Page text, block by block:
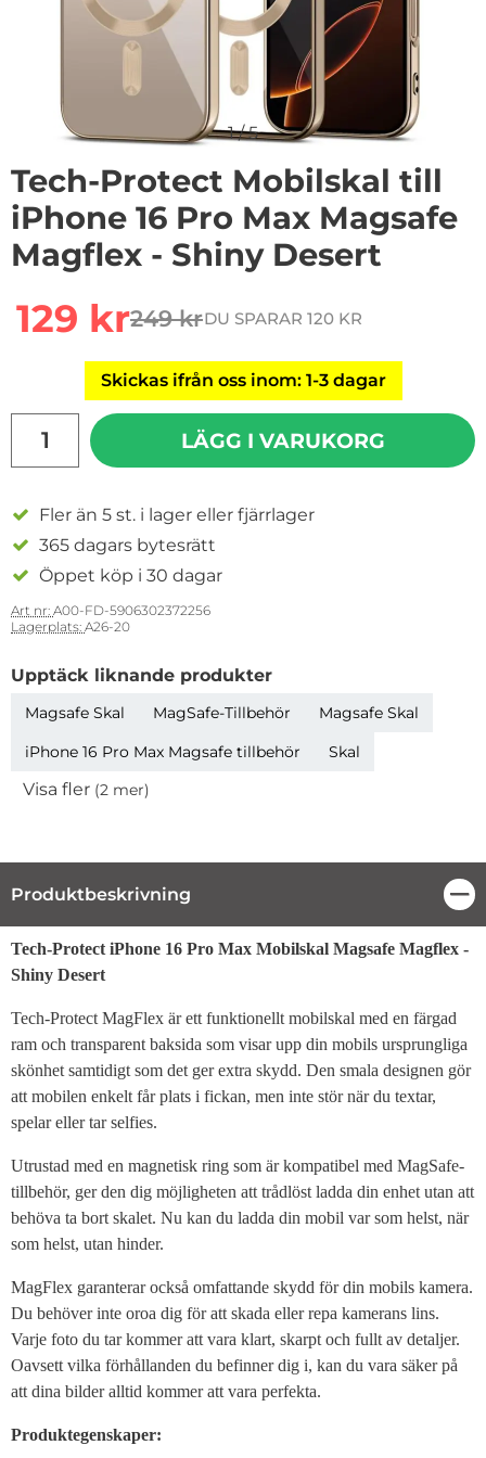
1/5
Tech-Protect Mobilskal till
iPhone 16 Pro Max Magsafe
Magflex - Shiny Desert
rea pris
129 krtidigare pris
249 krDU SPARAR 120 KR
Skickas ifrån oss inom: 1-3 dagar
LÄGG I VARUKORG
Fler än 5 st. i lager eller fjärrlager
365 dagars bytesrätt
Öppet köp i 30 dagar
Art nr: A00-FD-5906302372256
Lagerplats: A26-20
Upptäck liknande produkter
Magsafe Skal MagSafe-Tillbehör
Magsafe Skal
iPhone 16 Pro Max Magsafe tillbehör
Skal
Visa fler (2 mer)
Produktbeskrivning
Produktbeskrivning
Tech-Protect iPhone 16 Pro Max Mobilskal Magsafe Magflex -
Shiny Desert
Tech-Protect MagFlex är ett funktionellt mobilskal med en färgad
ram och transparent baksida som visar upp din mobils ursprungliga
skönhet samtidigt som det ger extra skydd. Den smala designen gör
att mobilen enkelt får plats i fickan, men inte stör när du textar,
spelar eller tar selfies.
Utrustad med en magnetisk ring som är kompatibel med MagSafe-
tillbehör, ger den dig möjligheten att trådlöst ladda din enhet utan att
behöva ta bort skalet. Nu kan du ladda din mobil var som helst, när
som helst, utan hinder.
MagFlex garanterar också omfattande skydd för din mobils kamera.
Du behöver inte oroa dig för att skada eller repa kamerans lins.
Varje foto du tar kommer att vara klart, skarpt och fullt av detaljer.
Oavsett vilka förhållanden du befinner dig i, kan du vara säker på
att dina bilder alltid kommer att vara perfekta.
Produktegenskaper: